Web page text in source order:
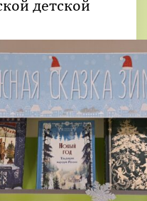
детской